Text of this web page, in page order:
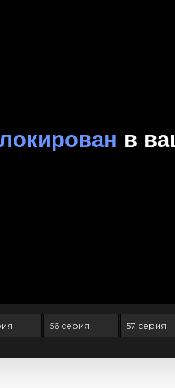
56 серия 57 серия